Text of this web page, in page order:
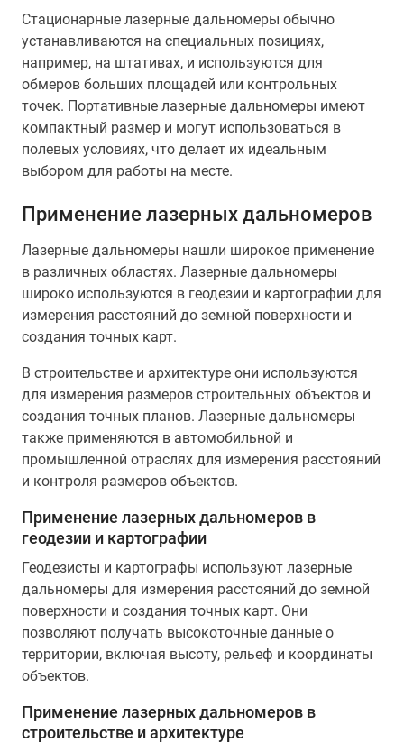
Стационарные лазерные дальномеры обычно
устанавливаются на специальных позициях,
например, на штативах, и используются для
обмеров больших площадей или контрольных
точек. Портативные лазерные дальномеры имеют
компактный размер и могут использоваться в
полевых условиях, что делает их идеальным
выбором для работы на месте.
Применение лазерных дальномеров
Лазерные дальномеры нашли широкое применение
в различных областях. Лазерные дальномеры
широко используются в геодезии и картографии для
измерения расстояний до земной поверхности и
создания точных карт.
В строительстве и архитектуре они используются
для измерения размеров строительных объектов и
создания точных планов. Лазерные дальномеры
также применяются в автомобильной и
промышленной отраслях для измерения расстояний
и контроля размеров объектов.
Применение лазерных дальномеров в
геодезии и картографии
Геодезисты и картографы используют лазерные
дальномеры для измерения расстояний до земной
поверхности и создания точных карт. Они
позволяют получать высокоточные данные о
территории, включая высоту, рельеф и координаты
объектов.
Применение лазерных дальномеров в
строительстве и архитектуре